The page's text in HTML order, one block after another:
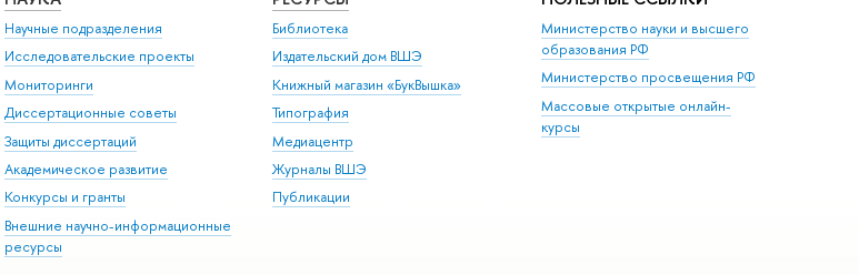
Научные подразделения
Исследовательские проекты
Мониторинги
Диссертационные советы
Защиты диссертаций
Академическое развитие
Конкурсы и гранты
Внешние научно-информационные
ресурсы
Библиотека
Издательский дом ВШЭ
Книжный магазин «БукВышка»
Типография
Медиацентр
Журналы ВШЭ
Публикации
Министерство науки и высшего
образования РФ
Министерство просвещения РФ
Массовые открытые онлайн-
курсы